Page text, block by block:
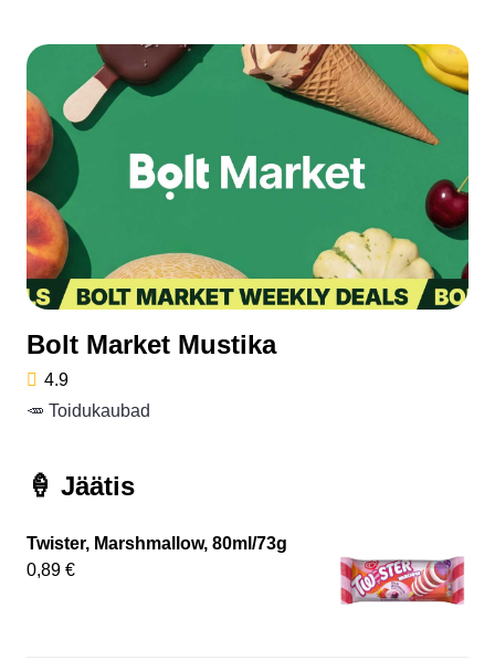
Bolt Market Mustika
4.9
🥕 Toidukaubad
🍦 Jäätis
Twister, Marshmallow, 80ml/73g
0,89 €